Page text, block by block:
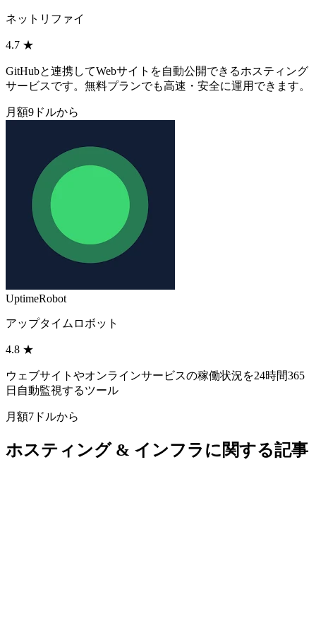
ネットリファイ
4.7 ★
GitHubと連携してWebサイトを自動公開できるホスティング
サービスです。無料プランでも高速・安全に運用できます。
月額9ドルから
UptimeRobot
アップタイムロボット
4.8 ★
ウェブサイトやオンラインサービスの稼働状況を24時間365
日自動監視するツール
月額7ドルから
ホスティング & インフラ に関する記事